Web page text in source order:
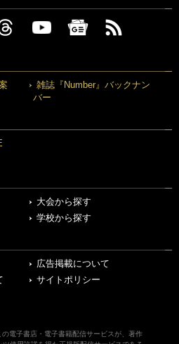
雑誌『Number』バックナン
バー
大会から探す
学校から探す
広告掲載について
サイトポリシー
電子書店・電子書籍配信サービスが、著作